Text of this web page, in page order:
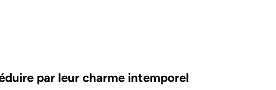
par leur charme intemporel